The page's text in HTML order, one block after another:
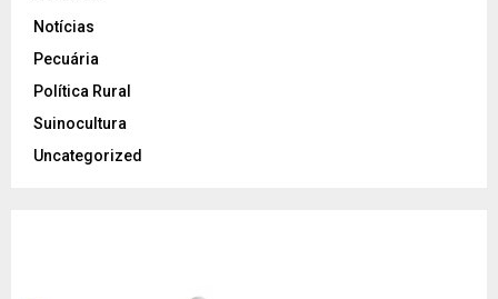
Notícias
Pecuária
Política Rural
Suinocultura
Uncategorized